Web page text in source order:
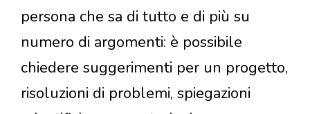
persona che sa di tutto e di più su
numero di argomenti: è possibile
chiedere suggerimenti per un progetto,
risoluzioni di problemi, spiegazioni